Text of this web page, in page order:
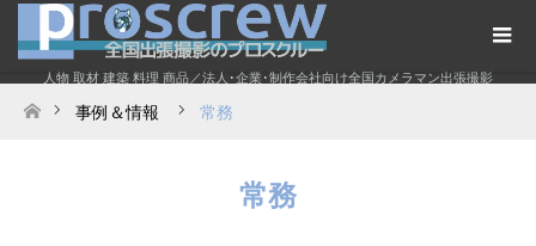
人物 取材 建築 料理 商品／法人･企業･制作会社向け全国カメラマン出張撮影
ホーム
事例＆情報 常務
常務